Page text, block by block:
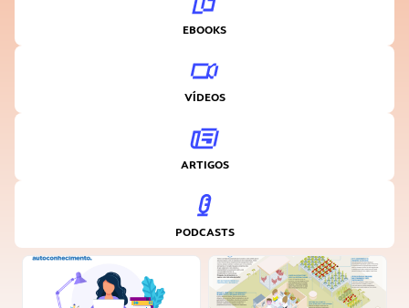
EBOOKS
VÍDEOS
ARTIGOS
PODCASTS